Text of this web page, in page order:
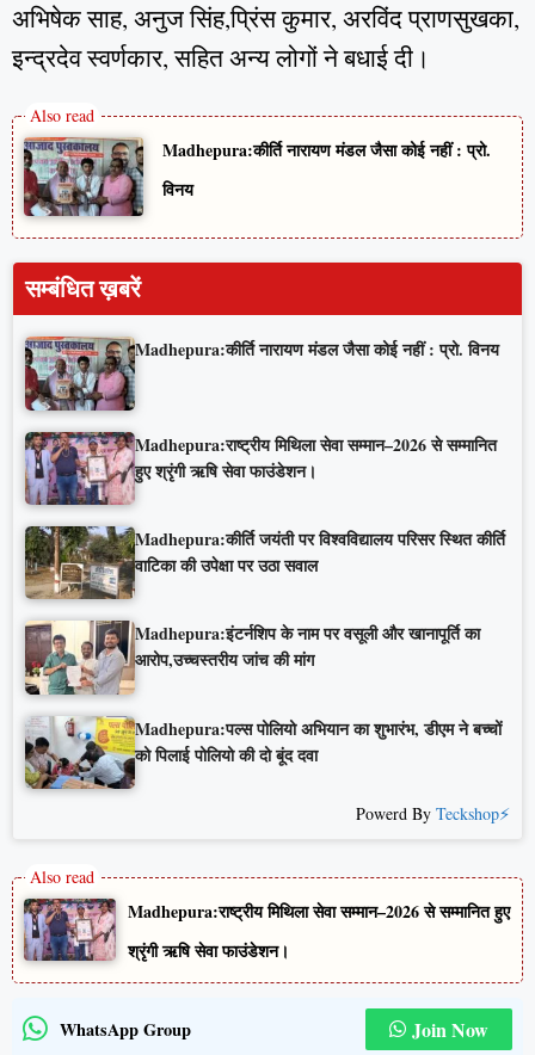
अभिषेक साह, अनुज सिंह,प्रिंस कुमार, अरविंद प्राणसुखका,
इन्द्रदेव स्वर्णकार, सहित अन्य लोगों ने बधाई दी।
Madhepura:कीर्ति नारायण मंडल जैसा कोई नहीं : प्रो.
विनय
सम्बंधित ख़बरें
Madhepura:कीर्ति नारायण मंडल जैसा कोई नहीं : प्रो. विनय
Madhepura:राष्ट्रीय मिथिला सेवा सम्मान–2026 से सम्मानित
हुए श्रृंगी ऋषि सेवा फाउंडेशन।
Madhepura:कीर्ति जयंती पर विश्वविद्यालय परिसर स्थित कीर्ति
वाटिका की उपेक्षा पर उठा सवाल
Madhepura:इंटर्नशिप के नाम पर वसूली और खानापूर्ति का
आरोप,उच्चस्तरीय जांच की मांग
Madhepura:पल्स पोलियो अभियान का शुभारंभ, डीएम ने बच्चों
को पिलाई पोलियो की दो बूंद दवा
Powerd By Teckshop⚡
Madhepura:राष्ट्रीय मिथिला सेवा सम्मान–2026 से सम्मानित हुए
श्रृंगी ऋषि सेवा फाउंडेशन।
WhatsApp Group Join Now